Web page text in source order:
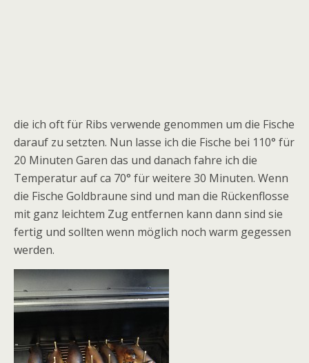
die ich oft für Ribs verwende genommen um die Fische
darauf zu setzten. Nun lasse ich die Fische bei 110° für
20 Minuten Garen das und danach fahre ich die
Temperatur auf ca 70° für weitere 30 Minuten. Wenn
die Fische Goldbraune sind und man die Rückenflosse
mit ganz leichtem Zug entfernen kann dann sind sie
fertig und sollten wenn möglich noch warm gegessen
werden.